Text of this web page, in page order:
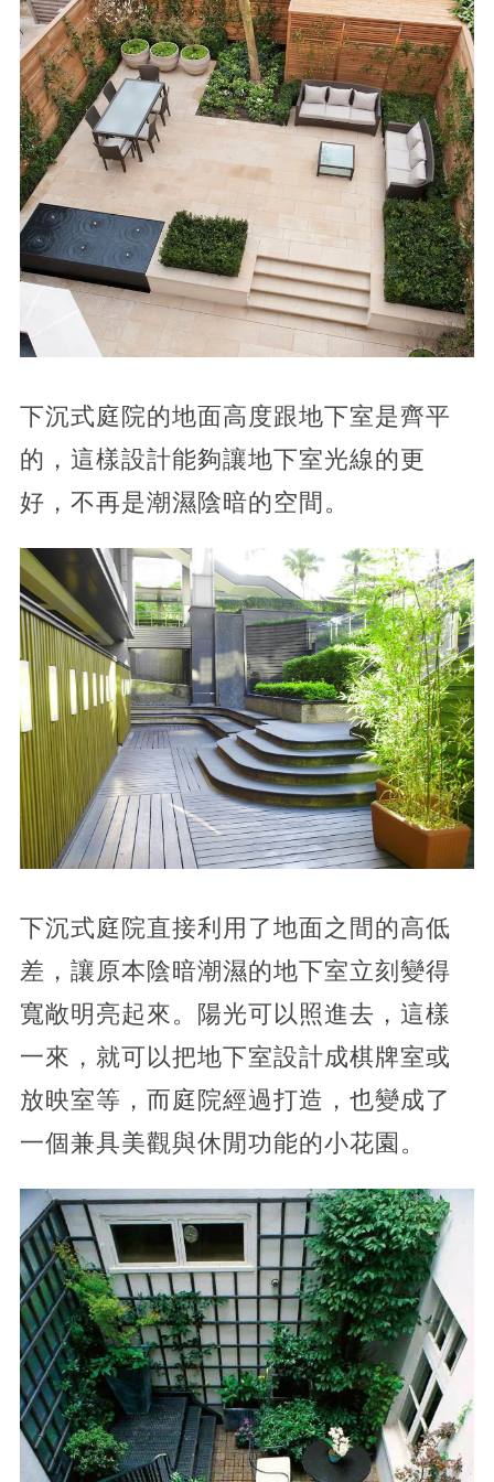
下沉式庭院的地面高度跟地下室是齊平
的，這樣設計能夠讓地下室光線的更
好，不再是潮濕陰暗的空間。
下沉式庭院直接利用了地面之間的高低
差，讓原本陰暗潮濕的地下室立刻變得
寬敞明亮起來。陽光可以照進去，這樣
一來，就可以把地下室設計成棋牌室或
放映室等，而庭院經過打造，也變成了
一個兼具美觀與休閒功能的小花園。